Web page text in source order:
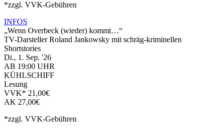
*zzgl. VVK-Gebühren
INFOS
„Wenn Overbeck (wieder) kommt…“
TV-Darsteller Roland Jankowsky mit schräg-kriminellen
Shortstories
Di., 1. Sep. '26
AB 19:00 UHR
KÜHLSCHIFF
Lesung
VVK* 21,00€
AK 27,00€
*zzgl. VVK-Gebühren